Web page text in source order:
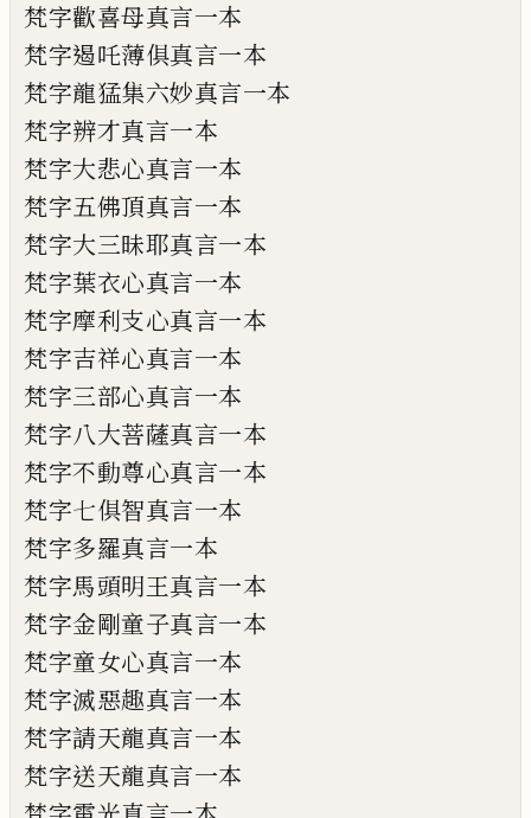
梵字歡喜母真言一本
梵字遏吒薄俱真言一本
梵字龍猛集六妙真言一本
梵字辨才真言一本
梵字大悲心真言一本
梵字五佛頂真言一本
梵字大三昧耶真言一本
梵字葉衣心真言一本
梵字摩利支心真言一本
梵字吉祥心真言一本
梵字三部心真言一本
梵字八大菩薩真言一本
梵字不動尊心真言一本
梵字七俱智真言一本
梵字多羅真言一本
梵字馬頭明王真言一本
梵字金剛童子真言一本
梵字童女心真言一本
梵字滅惡趣真言一本
梵字請天龍真言一本
梵字送天龍真言一本